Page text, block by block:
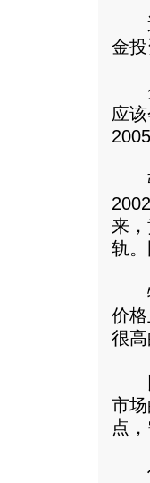
近
金投
金
应
张
来
轨
特
价
很高
比
市
点
价